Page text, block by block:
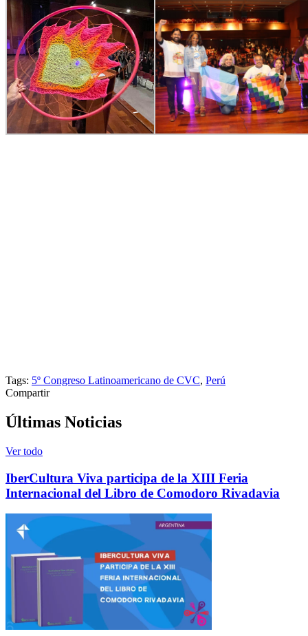
Tags: 5º Congreso Latinoamericano de CVC, Perú
Compartir
Últimas Noticias
Ver todo
IberCultura Viva participa de la XIII Feria
Internacional del Libro de Comodoro Rivadavia